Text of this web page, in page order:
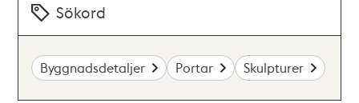
Sökord
Byggnadsdetaljer Portar Skulpturer